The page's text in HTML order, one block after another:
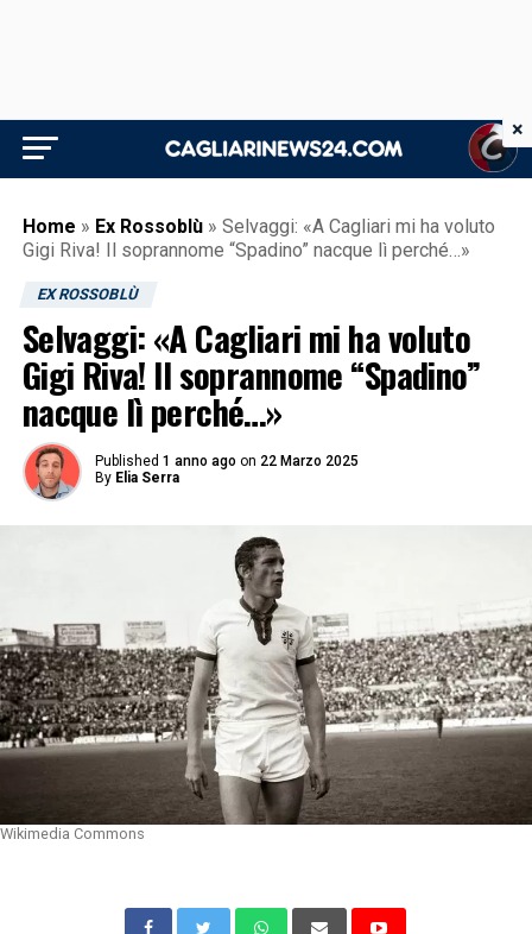
Home » Ex Rossoblù » Selvaggi: «A Cagliari mi ha voluto
Gigi Riva! Il soprannome “Spadino” nacque lì perché…»
EX ROSSOBLÙ
Selvaggi: «A Cagliari mi ha voluto
Gigi Riva! Il soprannome “Spadino”
nacque lì perché…»
Published 1 anno ago on 22 Marzo 2025
By Elia Serra
Wikimedia Commons
×